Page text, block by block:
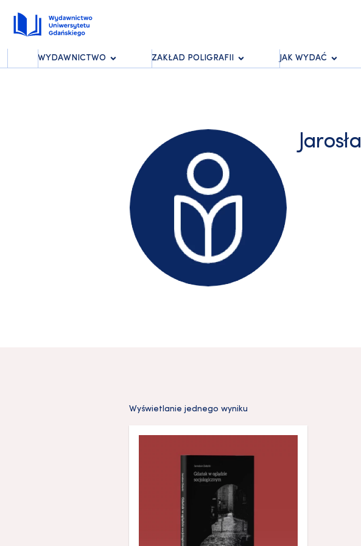
WYDAWNICTWO ZAKŁAD POLIGRAFII JAK WYDAĆ
Wyświetlanie jednego wyniku